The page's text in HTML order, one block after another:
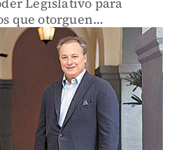
que otorguen
al sector.